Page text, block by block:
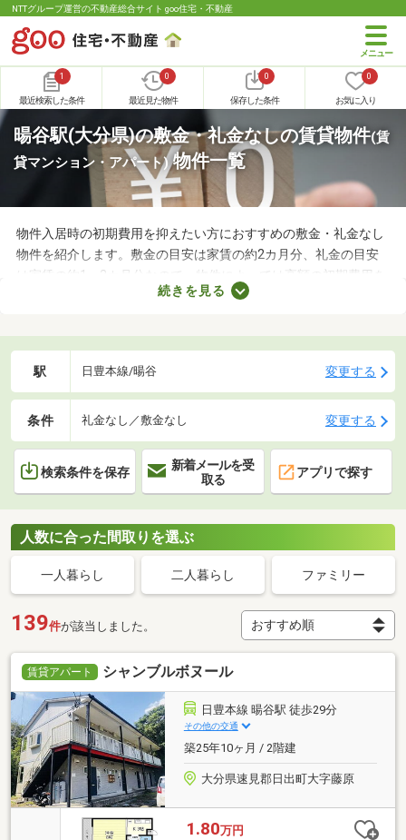
NTTグループ運営の不動産総合サイト goo住宅・不動産
1
最近検索した条件
0
最近見た物件
0
保存した条件
0
お気に入り
暘谷駅(大分県)の敷金・礼金なしの賃貸物件(賃
貸マンション・アパート)物件一覧
物件入居時の初期費用を抑えたい方におすすめの敷金・礼金なし
物件を紹介します。敷金の目安は家賃の約2カ月分、礼金の目安
は家賃の約1～2カ月分なので、物件によっては高額の初期費用を
用意しなければなりません。新生活に必要な家具や家電、インテ
部屋を見つけましょう。
続きを見る
駅 日豊本線/暘谷 変更する
条件 礼金なし／敷金なし 変更する
検索条件を保存
新着メールを受
取る
アプリで探す
人数に合った間取りを選ぶ
一人暮らし 二人暮らし ファミリー
139件が該当しました。
賃貸アパート シャンブルボヌール
日豊本線 暘谷駅 徒歩29分
その他の交通
築25年10ヶ月 / 2階建
大分県速見郡日出町大字藤原
1.80万円